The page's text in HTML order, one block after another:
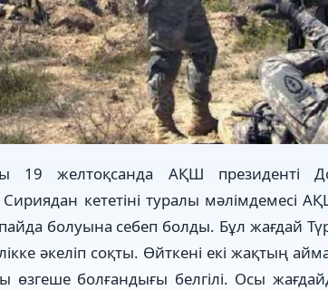
19 желтоқсанда АҚШ президенті
Си­риядан кететіні туралы мә­лім­демесі
болуы­на себеп болды. Бұл жағдай
әкеліп соқты. Өйткені екі жақтың
өзгеше болғандығы белгілі. Осы